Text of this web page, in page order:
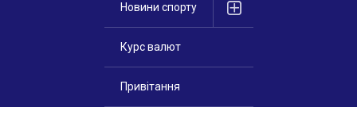
Новини спорту
Курс валют
Привітання